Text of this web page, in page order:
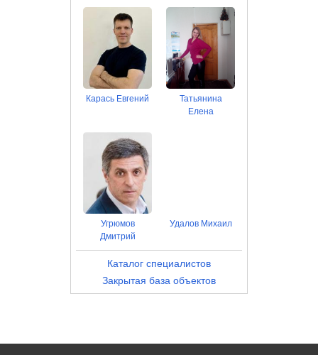
Карась Евгений
Татьянина
Елена
Угрюмов
Дмитрий
Удалов Михаил
Каталог специалистов
Закрытая база объектов